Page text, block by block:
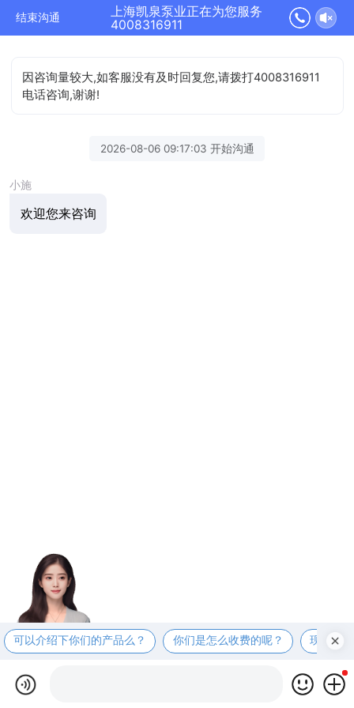
结束沟通
上海凯泉泵业正在为您服务
4008316911
因咨询量较大,如客服没有及时回复您,请拨打4008316911
电话咨询,谢谢!
2026-08-06 09:17:03 开始沟通
小施
欢迎您来咨询
可以介绍下你们的产品么？ 你们是怎么收费的呢？ 现在有